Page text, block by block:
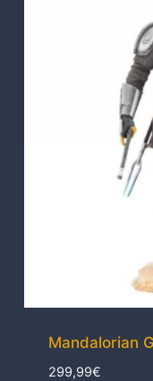
Mandalorian
299,99€